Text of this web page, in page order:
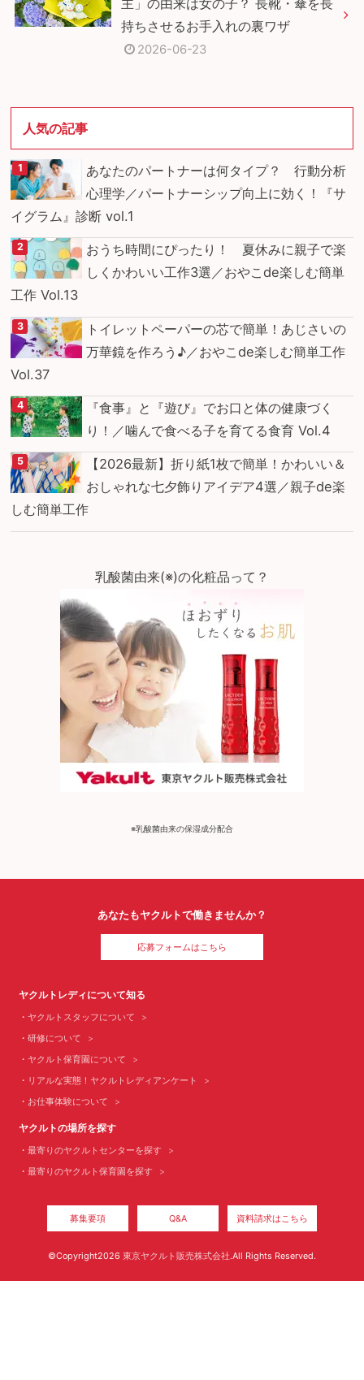
主」の由来は女の子？ 長靴・傘を長
持ちさせるお手入れの裏ワザ
2026-06-23
人気の記事
あなたのパートナーは何タイプ？ 行動分析
心理学／パートナーシップ向上に効く！『サ
イグラム』診断 vol.1
おうち時間にぴったり！ 夏休みに親子で楽
しくかわいい工作3選／おやこde楽しむ簡単
工作 Vol.13
トイレットペーパーの芯で簡単！あじさいの
万華鏡を作ろう♪／おやこde楽しむ簡単工作
Vol.37
『食事』と『遊び』でお口と体の健康づく
り！／噛んで食べる子を育てる食育 Vol.4
【2026最新】折り紙1枚で簡単！かわいい＆
おしゃれな七夕飾りアイデア4選／親子de楽
しむ簡単工作
乳酸菌由来(※)の化粧品って？
※乳酸菌由来の保湿成分配合
あなたもヤクルトで働きませんか？
応募フォームはこちら
ヤクルトレディについて知る
ヤクルトスタッフについて
研修について
ヤクルト保育園について
リアルな実態！ヤクルトレディアンケート
お仕事体験について
ヤクルトの場所を探す
最寄りのヤクルトセンターを探す
最寄りのヤクルト保育園を探す
募集要項 Q&A 資料請求はこちら
©Copyright2026 東京ヤクルト販売株式会社.All Rights Reserved.